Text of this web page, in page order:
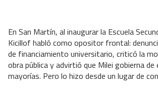
En San Martín, al inaugurar la Escuela
Kicillof habló como opositor frontal:
de financiamiento universitario, criticó la
obra pública y advirtió que Milei gobierna de
mayorías. Pero lo hizo desde un lugar de